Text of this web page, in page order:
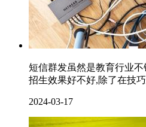
短信群发虽然是教育行业
招生效果好不好,除了在技
2024-03-17